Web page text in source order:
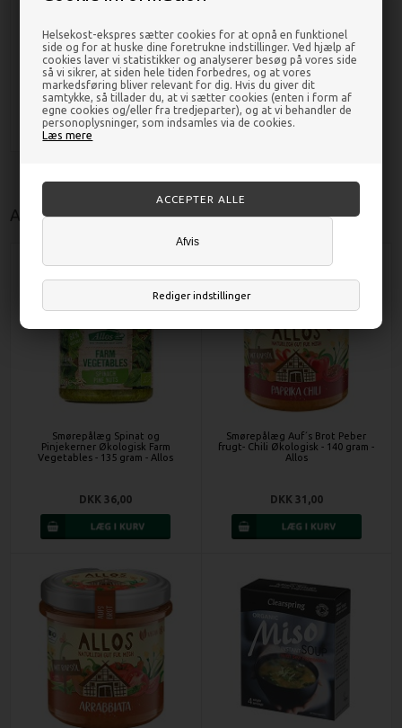
Helsekost-ekspres sætter cookies for at opnå en funktionel
side og for at huske dine foretrukne indstillinger. Ved hjælp af
cookies laver vi statistikker og analyserer besøg på vores side
så vi sikrer, at siden hele tiden forbedres, og at vores
markedsføring bliver relevant for dig. Hvis du giver dit
samtykke, så tillader du, at vi sætter cookies (enten i form af
egne cookies og/eller fra tredjeparter), og at vi behandler de
personoplysninger, som indsamles via de cookies.
Læs mere
Rediger indstillinger
Afvis
Farm Vegetables Paprika Trio
Økologisk - 135 gram - Allos
DKK 36,00
Andre kunder købte også
Smørepålæg Spinat og
Pinjekerner Økologisk Farm
Vegetables - 135 gram - Allos
DKK 36,00
Smørepålæg Auf´s Brot Peber
frugt- Chili Økologisk - 140 gram -
Allos
DKK 31,00